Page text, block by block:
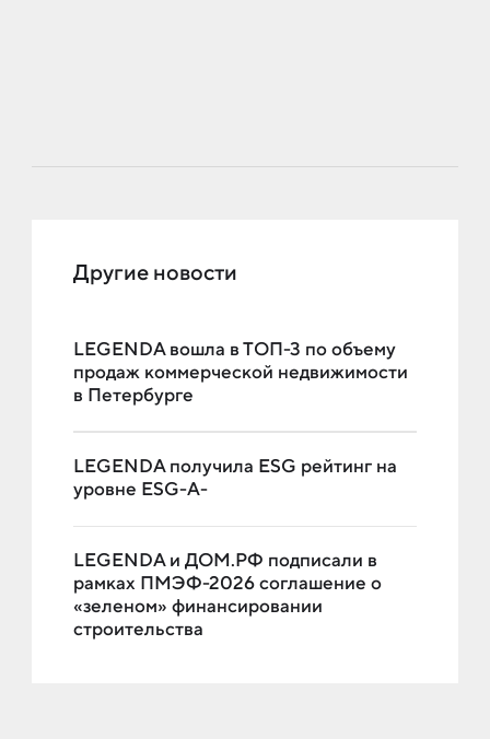
Другие новости
LEGENDA вошла в ТОП-3 по объему
продаж коммерческой недвижимости
в Петербурге
LEGENDA получила ESG рейтинг на
уровне ESG-A-
LEGENDA и ДОМ.РФ подписали в
рамках ПМЭФ-2026 соглашение о
«зеленом» финансировании
строительства